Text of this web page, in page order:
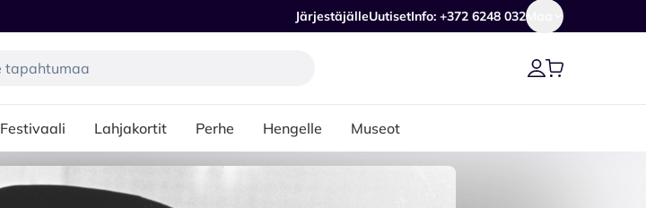
JärjestäjälleUutisetInfo: +372 6248 032Maa
Festivaali Lahjakortit Perhe Hengelle Museot